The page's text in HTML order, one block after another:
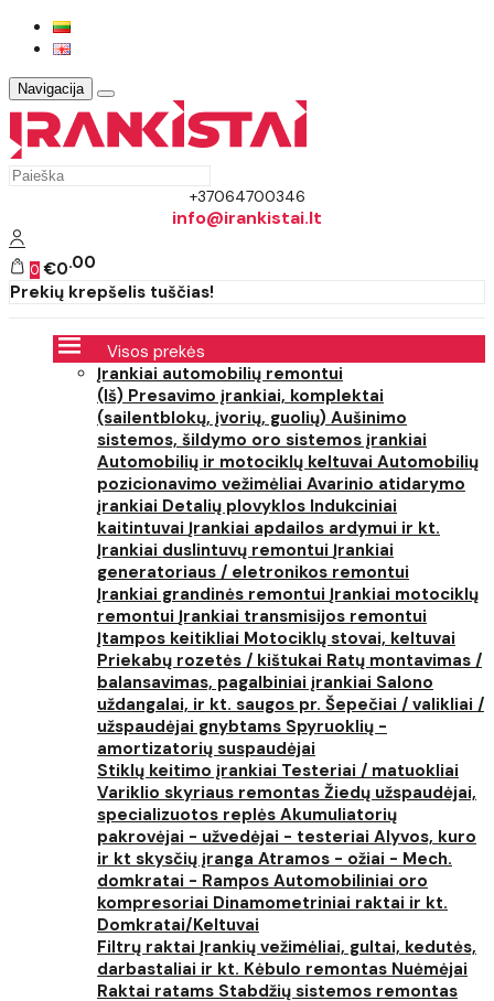
Navigacija
+37064700346
info@irankistai.lt
0 €0 00
Prekių krepšelis tuščias!
Visos prekės
Įrankiai automobilių remontui
(Iš) Presavimo įrankiai, komplektai
(sailentblokų, įvorių, guolių) Aušinimo
sistemos, šildymo oro sistemos įrankiai
Automobilių ir motociklų keltuvai Automobilių
pozicionavimo vežimėliai Avarinio atidarymo
įrankiai Detalių plovyklos Indukciniai
kaitintuvai Įrankiai apdailos ardymui ir kt.
Įrankiai duslintuvų remontui Įrankiai
generatoriaus / eletronikos remontui
Įrankiai grandinės remontui Įrankiai motociklų
remontui Įrankiai transmisijos remontui
Įtampos keitikliai Motociklų stovai, keltuvai
Priekabų rozetės / kištukai Ratų montavimas /
balansavimas, pagalbiniai įrankiai Salono
uždangalai, ir kt. saugos pr. Šepečiai / valikliai /
užspaudėjai gnybtams Spyruoklių -
amortizatorių suspaudėjai
Stiklų keitimo įrankiai Testeriai / matuokliai
Variklio skyriaus remontas Žiedų užspaudėjai,
specializuotos replės Akumuliatorių
pakrovėjai - užvedėjai - testeriai Alyvos, kuro
ir kt skysčių įranga Atramos - ožiai - Mech.
domkratai - Rampos Automobiliniai oro
kompresoriai Dinamometriniai raktai ir kt.
Domkratai/Keltuvai
Filtrų raktai Įrankių vežimėliai, gultai, kedutės,
darbastaliai ir kt. Kėbulo remontas Nuėmėjai
Raktai ratams Stabdžių sistemos remontas